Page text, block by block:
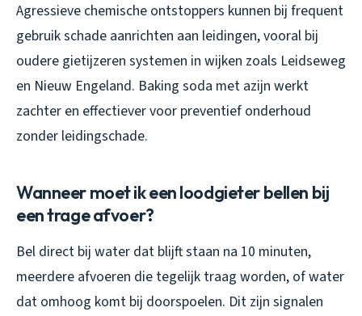
Agressieve chemische ontstoppers kunnen bij frequent
gebruik schade aanrichten aan leidingen, vooral bij
oudere gietijzeren systemen in wijken zoals Leidseweg
en Nieuw Engeland. Baking soda met azijn werkt
zachter en effectiever voor preventief onderhoud
zonder leidingschade.
Wanneer moet ik een loodgieter bellen bij
een trage afvoer?
Bel direct bij water dat blijft staan na 10 minuten,
meerdere afvoeren die tegelijk traag worden, of water
dat omhoog komt bij doorspoelen. Dit zijn signalen